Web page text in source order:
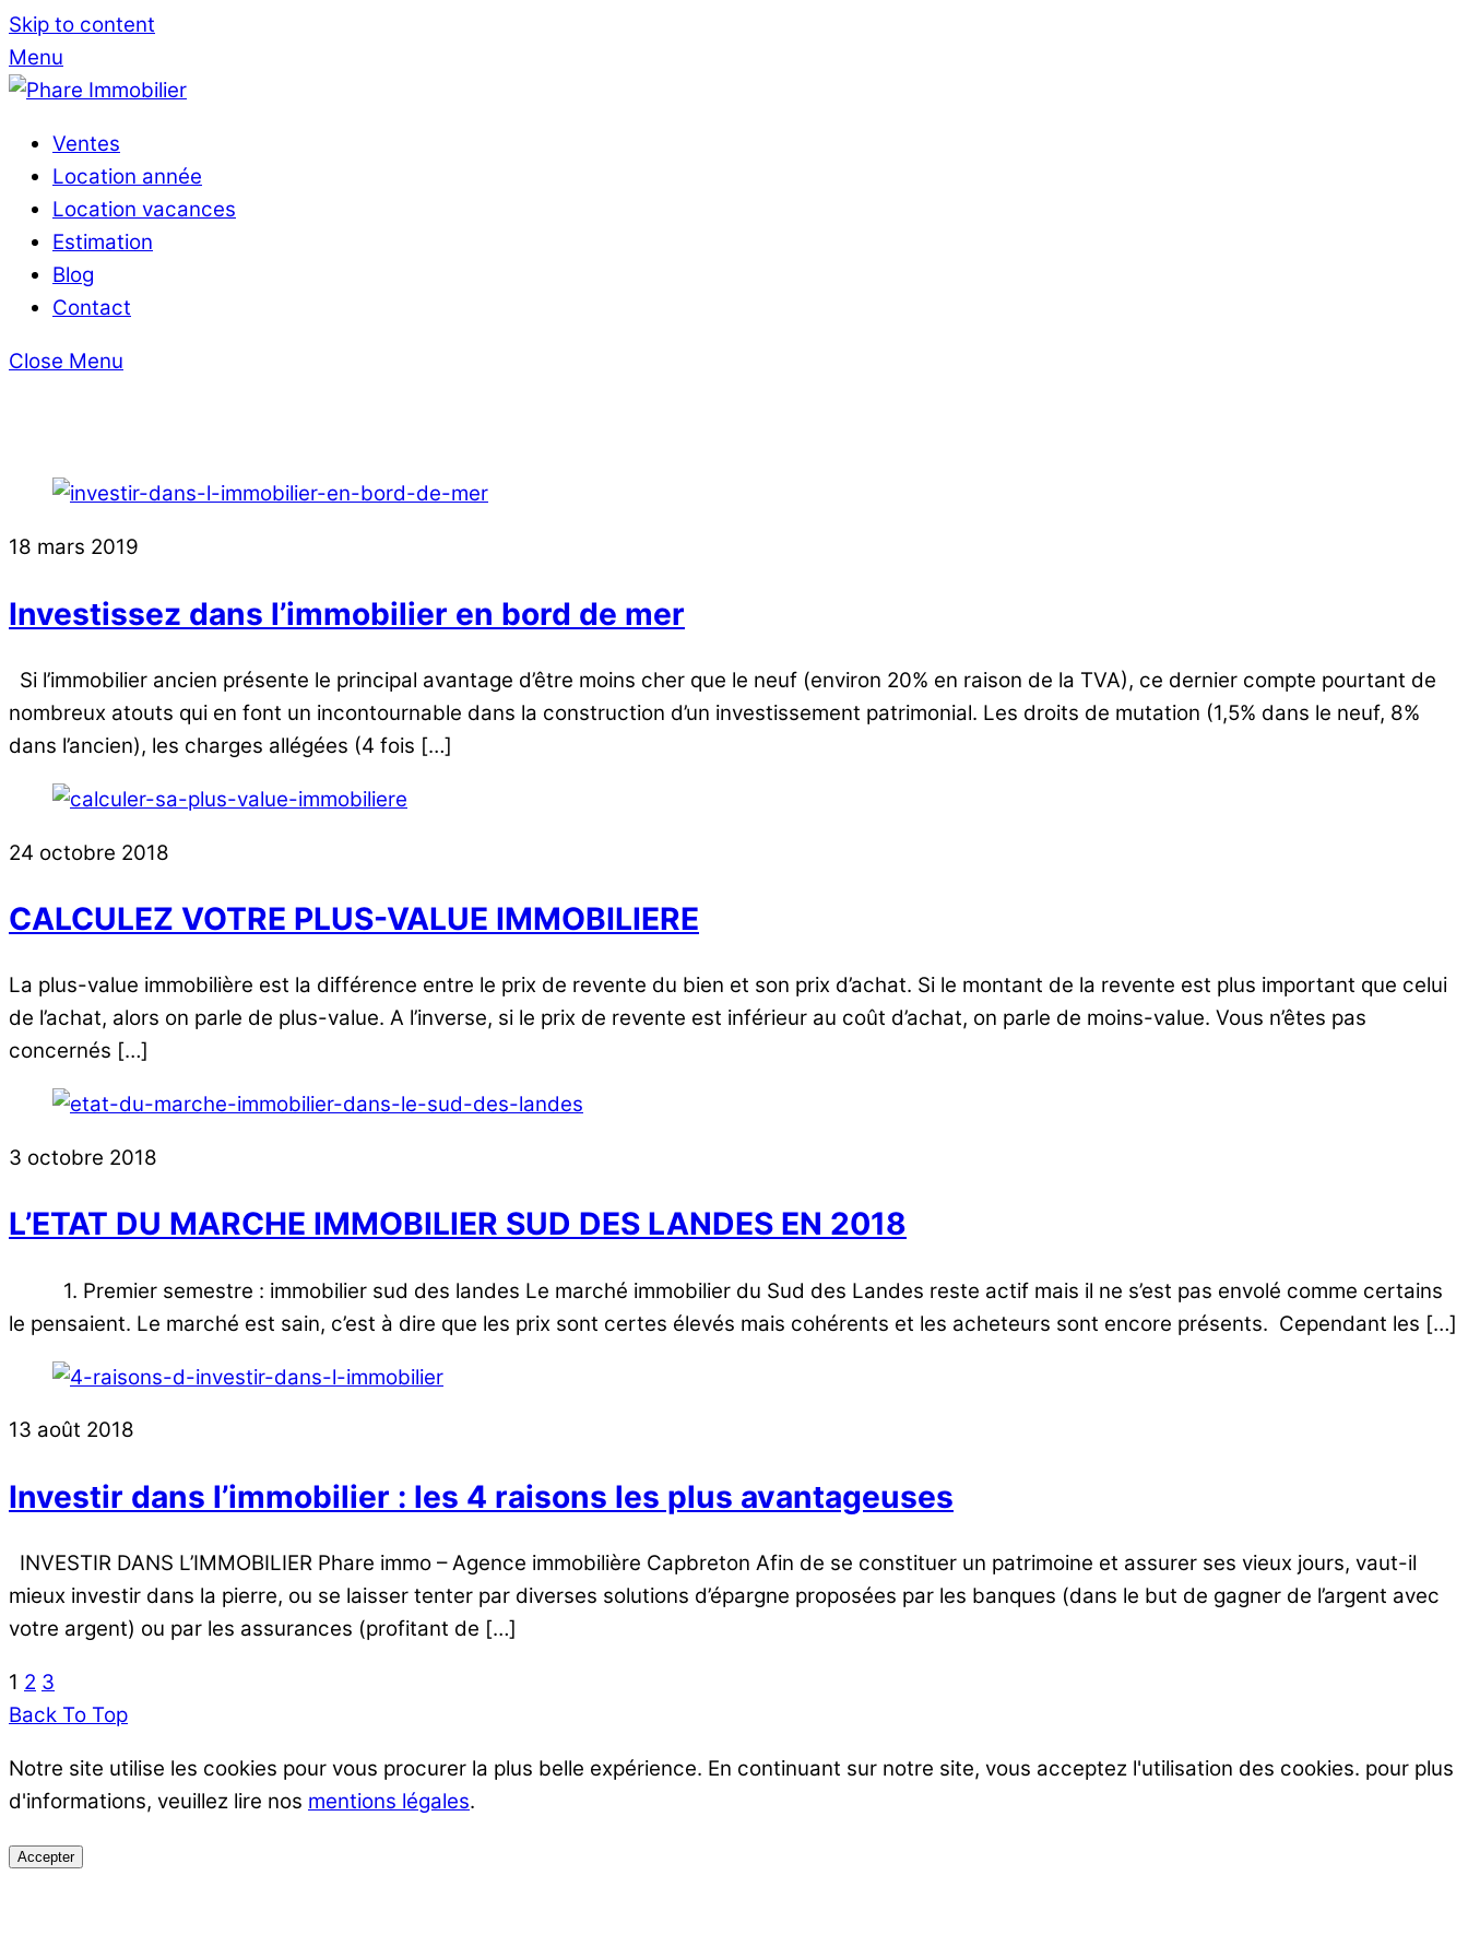
Skip to content
Menu
Ventes
Location année
Location vacances
Estimation
Blog
Contact
Close Menu
18 mars 2019
Investissez dans l’immobilier en bord de mer
Si l’immobilier ancien présente le principal avantage d’être moins cher que le neuf (environ 20% en raison de la TVA), ce dernier compte pourtant de
nombreux atouts qui en font un incontournable dans la construction d’un investissement patrimonial. Les droits de mutation (1,5% dans le neuf, 8%
dans l’ancien), les charges allégées (4 fois […]
24 octobre 2018
CALCULEZ VOTRE PLUS-VALUE IMMOBILIERE
La plus-value immobilière est la différence entre le prix de revente du bien et son prix d’achat. Si le montant de la revente est plus important que celui
de l’achat, alors on parle de plus-value. A l’inverse, si le prix de revente est inférieur au coût d’achat, on parle de moins-value. Vous n’êtes pas
concernés […]
3 octobre 2018
L’ETAT DU MARCHE IMMOBILIER SUD DES LANDES EN 2018
1. Premier semestre : immobilier sud des landes Le marché immobilier du Sud des Landes reste actif mais il ne s’est pas envolé comme certains
le pensaient. Le marché est sain, c’est à dire que les prix sont certes élevés mais cohérents et les acheteurs sont encore présents. Cependant les […]
13 août 2018
Investir dans l’immobilier : les 4 raisons les plus avantageuses
INVESTIR DANS L’IMMOBILIER Phare immo – Agence immobilière Capbreton Afin de se constituer un patrimoine et assurer ses vieux jours, vaut-il
mieux investir dans la pierre, ou se laisser tenter par diverses solutions d’épargne proposées par les banques (dans le but de gagner de l’argent avec
votre argent) ou par les assurances (profitant de […]
1 2 3
Back To Top
Notre site utilise les cookies pour vous procurer la plus belle expérience. En continuant sur notre site, vous acceptez l'utilisation des cookies. pour plus
d'informations, veuillez lire nos mentions légales.
Accepter